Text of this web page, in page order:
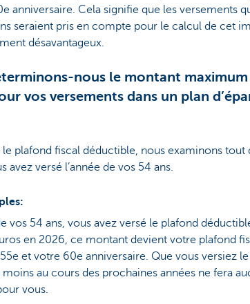
anniversaire. Cela signifie que les versements
seraient pris en compte pour le calcul de cet
désavantageux.
nous le montant maximum
vos versements dans un plan
plafond fiscal déductible, nous examinons tout
avez versé l’année de vos 54 ans.
vos 54 ans, vous avez versé le plafond
en 2026, ce montant devient votre plafond
et votre 60e anniversaire. Que vous versiez
au cours des prochaines années ne fera
vous.